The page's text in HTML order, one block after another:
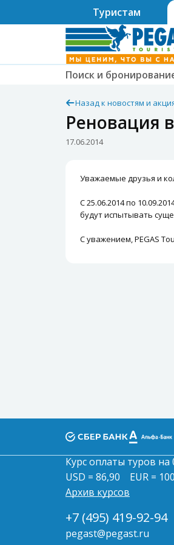
Туристам
Поиск и
Назад к новостям и
Реновация
17.06.2014
Уважаемые друзья и
С 25.06.2014 по
будут испытывать
С уважением, PEGAS
Курс оплаты туров на
USD = 86,90
EUR =
Архив курсов
+7 (495) 419-92-94
pegast@pegast.ru